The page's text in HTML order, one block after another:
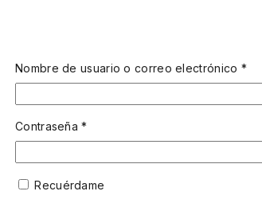
InLei® LASH FIX 2
Nombre de usuario o correo electrónico *
Contraseña*
Recuérdame